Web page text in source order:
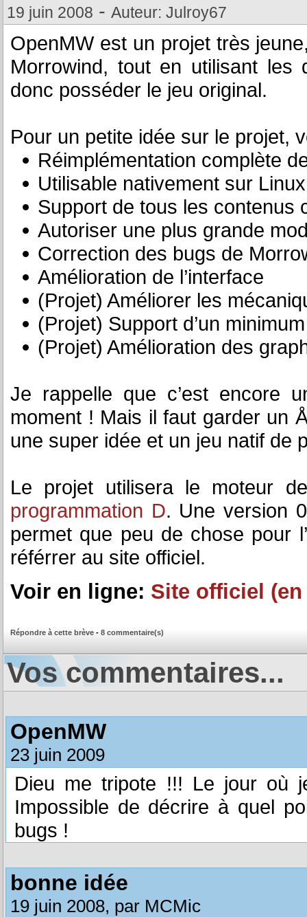
19 juin 2008 - Auteur: Julroy67
OpenMW est un projet très
Morrowind, tout en utilisant les
donc posséder le jeu original.
Pour un petite idée sur le projet,
Réimplémentation complète
Utilisable nativement sur
Support de tous les contenus
Autoriser une plus grande
Correction des bugs de
Amélioration de l’interface
(Projet) Améliorer les
(Projet) Support d’un
(Projet) Amélioration des
Je rappelle que c’est encore
moment ! Mais il faut garder un
une super idée et un jeu natif de
Le projet utilisera le moteur
programmation D. Une version
permet que peu de chose pour
référrer au site officiel.
Voir en ligne: Site officiel
Répondre à cette brève - 8 commentaire(s)
Vos commentaires...
OpenMW
23 juin 2009
Dieu me tripote !!! Le jour où
Impossible de décrire à quel
bugs !
bonne idée
19 juin 2008, par MCMic